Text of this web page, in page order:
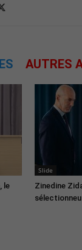
AUTRES
le
Slide
Zinedine